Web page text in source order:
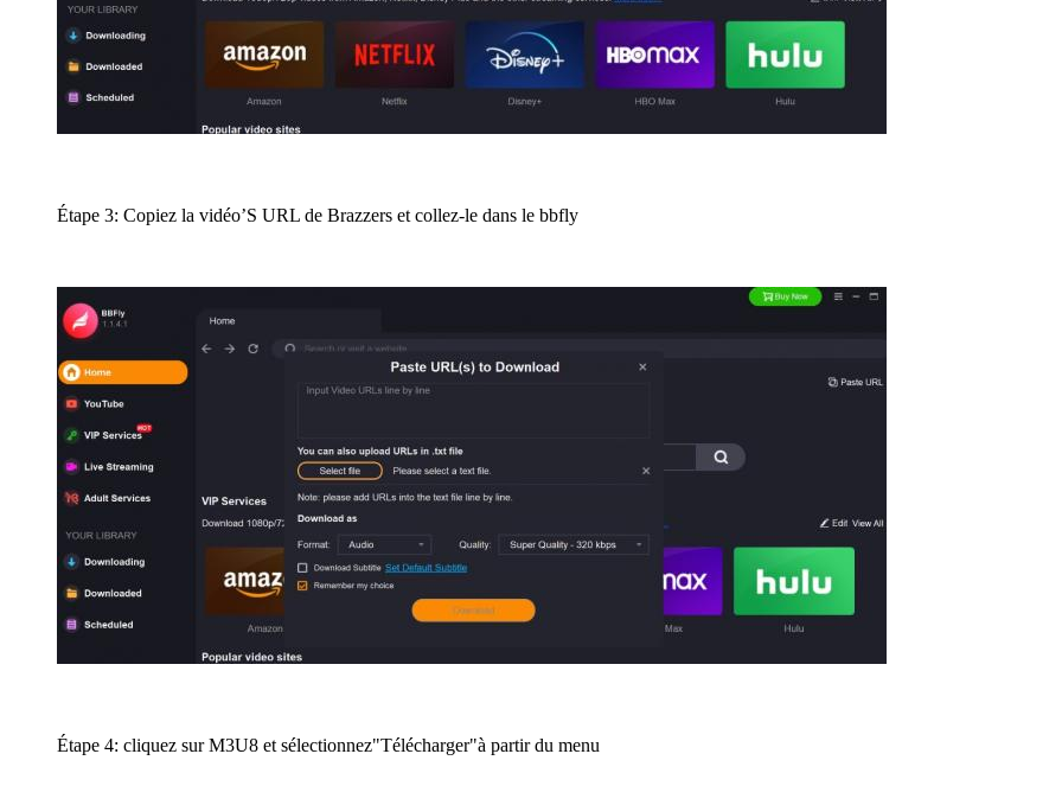
Étape 3: Copiez la vidéo’S URL de Brazzers et collez-le dans le bbfly
Étape 4: cliquez sur M3U8 et sélectionnez"Télécharger"à partir du menu